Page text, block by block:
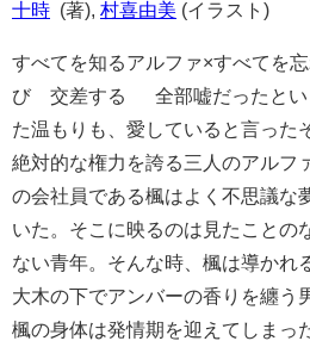
十時 (著), 村喜由美 (イラスト)
すべてを知るアルファ×すべてを
び 交差する 全部嘘だったとい
た温もりも、愛していると言っ
絶対的な権力を誇る三人のアルフ
の会社員である楓はよく不思議な
いた。そこに映るのは見たことの
ない青年。そんな時、楓は導かれ
大木の下でアンバーの香りを纏う
楓の身体は発情期を迎えてしま